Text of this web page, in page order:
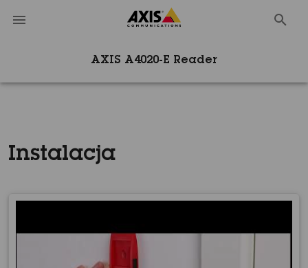
AXIS A4020-E Reader
Instalacja